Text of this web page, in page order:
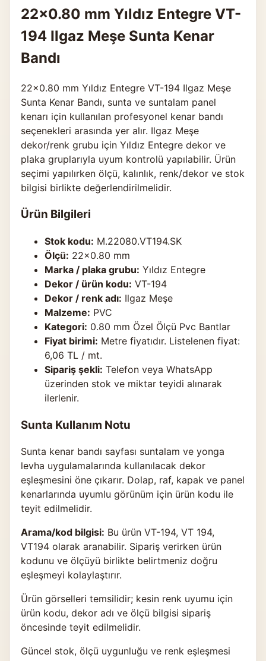
22×0.80 mm Yıldız Entegre VT-
194 Ilgaz Meşe Sunta Kenar
Bandı
22×0.80 mm Yıldız Entegre VT-194 Ilgaz Meşe
Sunta Kenar Bandı, sunta ve suntalam panel
kenarı için kullanılan profesyonel kenar bandı
seçenekleri arasında yer alır. Ilgaz Meşe
dekor/renk grubu için Yıldız Entegre dekor ve
plaka gruplarıyla uyum kontrolü yapılabilir. Ürün
seçimi yapılırken ölçü, kalınlık, renk/dekor ve stok
bilgisi birlikte değerlendirilmelidir.
Ürün Bilgileri
Stok kodu: M.22080.VT194.SK
Ölçü: 22×0.80 mm
Marka / plaka grubu: Yıldız Entegre
Dekor / ürün kodu: VT-194
Dekor / renk adı: Ilgaz Meşe
Malzeme: PVC
Kategori: 0.80 mm Özel Ölçü Pvc Bantlar
Fiyat birimi: Metre fiyatıdır. Listelenen fiyat:
6,06 TL / mt.
Sipariş şekli: Telefon veya WhatsApp
üzerinden stok ve miktar teyidi alınarak
ilerlenir.
Sunta Kullanım Notu
Sunta kenar bandı sayfası suntalam ve yonga
levha uygulamalarında kullanılacak dekor
eşleşmesini öne çıkarır. Dolap, raf, kapak ve panel
kenarlarında uyumlu görünüm için ürün kodu ile
teyit edilmelidir.
Arama/kod bilgisi: Bu ürün VT-194, VT 194,
VT194 olarak aranabilir. Sipariş verirken ürün
kodunu ve ölçüyü birlikte belirtmeniz doğru
eşleşmeyi kolaylaştırır.
Ürün görselleri temsilidir; kesin renk uyumu için
ürün kodu, dekor adı ve ölçü bilgisi sipariş
öncesinde teyit edilmelidir.
Güncel stok, ölçü uygunluğu ve renk eşleşmesi